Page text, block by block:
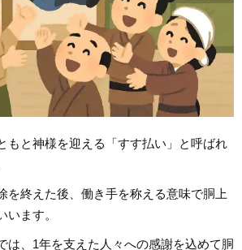
もと神様を迎える「すす払い」と呼ばれ
を終えた後、働き手を称える意味で胴上
います。
は、1年を支えた人々への感謝を込めて胴